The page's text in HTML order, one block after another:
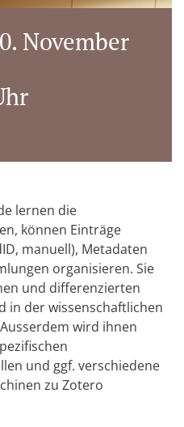
November
lernen die
können Einträge
manuell), Metadaten
organisieren. Sie
und differenzierten
in der wissenschaftlichen
wird ihnen
und ggf. verschiedene
zu Zotero